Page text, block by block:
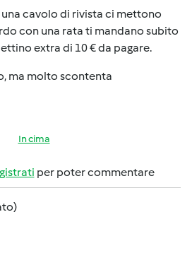
cavolo di rivista ci mettono
con una rata ti mandano subito
extra di 10 € da pagare.
ma molto scontenta
In cima
per poter commentare